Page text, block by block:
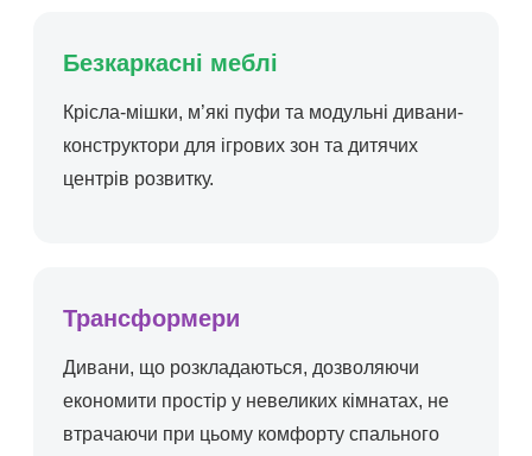
Безкаркасні меблі
Крісла-мішки, м’які пуфи та модульні дивани-
конструктори для ігрових зон та дитячих
центрів розвитку.
Трансформери
Дивани, що розкладаються, дозволяючи
економити простір у невеликих кімнатах, не
втрачаючи при цьому комфорту спального